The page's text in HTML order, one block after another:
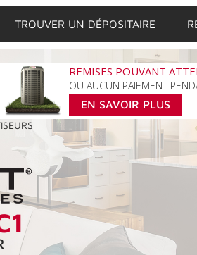
TROUVER UN DÉPOSITAIRE
REMISES POUVANT
OU AUCUN PAIEMENT
EN SAVOIR PLUS